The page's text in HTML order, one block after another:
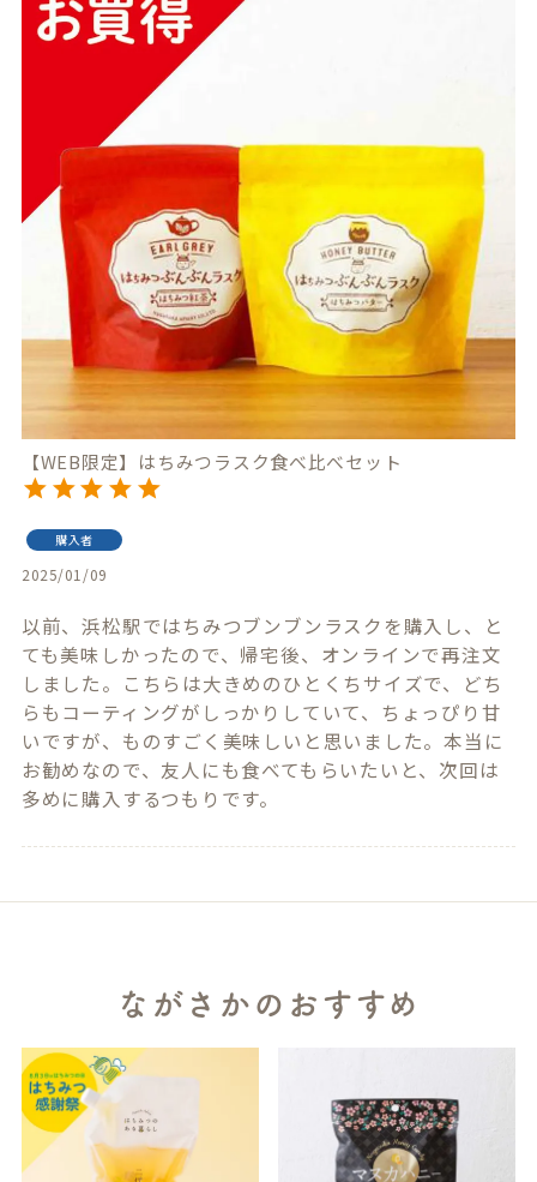
【WEB限定】はちみつラスク食べ比べセット
購入者
2025/01/09
以前、浜松駅ではちみつブンブンラスクを購入し、と
ても美味しかったので、帰宅後、オンラインで再注文
しました。こちらは大きめのひとくちサイズで、どち
らもコーティングがしっかりしていて、ちょっぴり甘
いですが、ものすごく美味しいと思いました。本当に
お勧めなので、友人にも食べてもらいたいと、次回は
多めに購入するつもりです。
ながさかのおすすめ